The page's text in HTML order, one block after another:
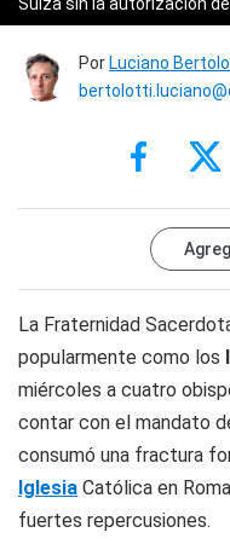
Por Luciano
La Fraternidad
popularmente como los
miércoles a cuatro
contar con el mandato
consumó una fractura
Iglesia Católica en
fuertes repercusiones.